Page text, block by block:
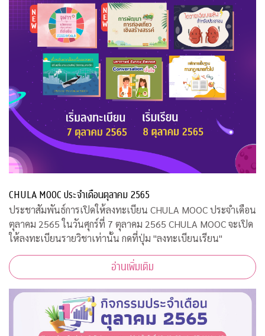
CHULA MOOC ประจำเดือนตุลาคม 2565
ประชาสัมพันธ์การเปิดให้ลงทะเบียน CHULA MOOC ประจำเดือน
ตุลาคม 2565 ในวันศุกร์ที่ 7 ตุลาคม 2565 CHULA MOOC จะเปิด
ให้ลงทะเบียนรายวิชาเท่านั้น กดที่ปุ่ม "ลงทะเบียนเรียน"
อ่านเพิ่มเติม